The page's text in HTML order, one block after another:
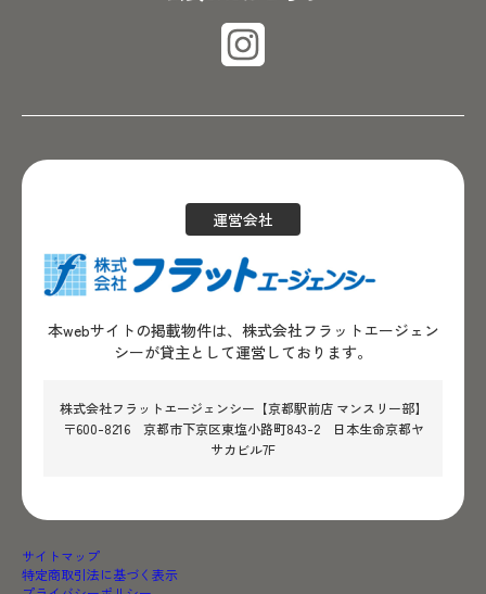
運営会社
本webサイトの掲載物件は、株式会社フラットエージェン
シーが貸主として運営しております。
株式会社フラットエージェンシー【京都駅前店 マンスリー部】
〒600-8216 京都市下京区東塩小路町843-2 日本生命京都ヤ
サカビル7F
サイトマップ
特定商取引法に基づく表示